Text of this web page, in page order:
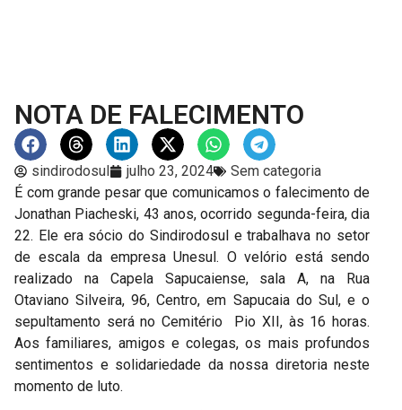
NOTA DE FALECIMENTO
sindirodosul julho 23, 2024
Sem categoria
É com grande pesar que comunicamos o falecimento de
Jonathan Piacheski, 43 anos, ocorrido segunda-feira, dia
22. Ele era sócio do Sindirodosul e trabalhava no setor
de escala da empresa Unesul. O velório está sendo
realizado na Capela Sapucaiense, sala A, na Rua
Otaviano Silveira, 96, Centro, em Sapucaia do Sul, e o
sepultamento será no Cemitério Pio XII, às 16 horas.
Aos familiares, amigos e colegas, os mais profundos
sentimentos e solidariedade da nossa diretoria neste
momento de luto.